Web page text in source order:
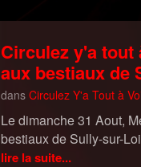
Circulez y'a tout
aux bestiaux de
dans Circulez Y'a Tout à
Le dimanche 31 Aout,
bestiaux de Sully-sur-
lire la suite...